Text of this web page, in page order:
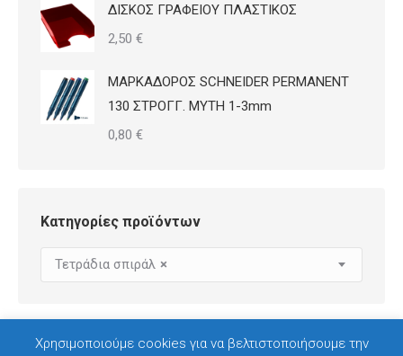
ΔΙΣΚΟΣ ΓΡΑΦΕΙΟΥ ΠΛΑΣΤΙΚΟΣ
2,50 €
ΜΑΡΚΑΔΟΡΟΣ SCHNEIDER PERMANENT
130 ΣΤΡΟΓΓ. ΜΥΤΗ 1-3mm
0,80 €
Κατηγορίες προϊόντων
×
Τετράδια σπιράλ
Χρησιμοποιούμε cookies για να βελτιστοποιήσουμε την